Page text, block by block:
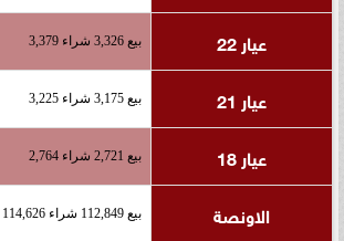
عيار 22 بيع 3,326 شراء 3,379
عيار 21 بيع 3,175 شراء 3,225
عيار 18 بيع 2,721 شراء 2,764
الاونصة بيع 112,849 شراء 114,626